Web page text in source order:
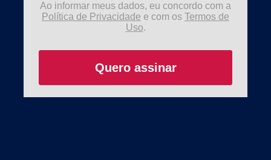
Ao informar meus dados, eu concordo com a
Política de Privacidade e com os Termos de
Uso.
Quero assinar